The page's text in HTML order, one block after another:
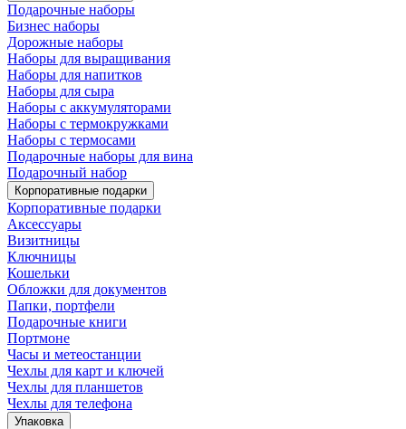
Подарочные наборы
Бизнес наборы
Дорожные наборы
Наборы для выращивания
Наборы для напитков
Наборы для сыра
Наборы с аккумуляторами
Наборы с термокружками
Наборы с термосами
Подарочные наборы для вина
Подарочный набор
Корпоративные подарки
Корпоративные подарки
Аксессуары
Визитницы
Ключницы
Кошельки
Обложки для документов
Папки, портфели
Подарочные книги
Портмоне
Часы и метеостанции
Чехлы для карт и ключей
Чехлы для планшетов
Чехлы для телефона
Упаковка